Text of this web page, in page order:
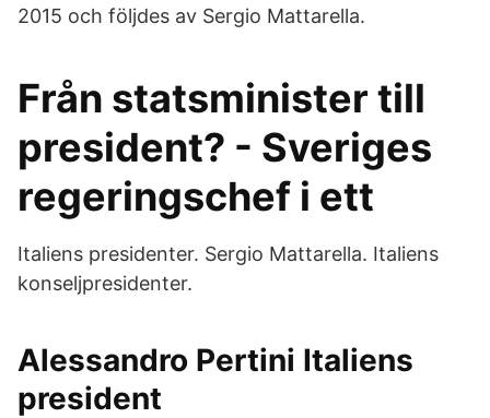
2015 och följdes av Sergio Mattarella.
Från statsminister till
president? - Sveriges
regeringschef i ett
Italiens presidenter. Sergio Mattarella. Italiens
konseljpresidenter.
Alessandro Pertini Italiens
president